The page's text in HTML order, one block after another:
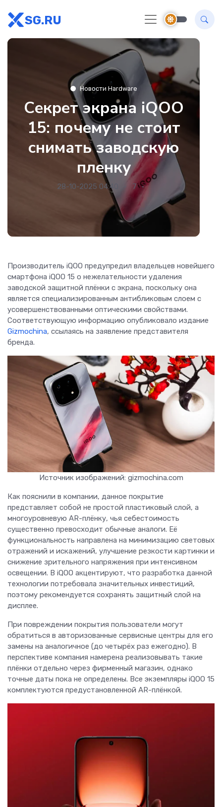
SG.RU
Новости Hardware
Секрет экрана iQOO
15: почему не стоит
снимать заводскую
пленку
28-10-2025 04:40 7
Производитель iQOO предупредил владельцев новейшего
смартфона iQOO 15 о нежелательности удаления
заводской защитной плёнки с экрана, поскольку она
является специализированным антибликовым слоем с
усовершенствованными оптическими свойствами.
Соответствующую информацию опубликовало издание
Gizmochina, ссылаясь на заявление представителя
бренда.
Источник изображений: gizmochina.com
Как пояснили в компании, данное покрытие
представляет собой не простой пластиковый слой, а
многоуровневую AR-плёнку, чья себестоимость
существенно превосходит обычные аналоги. Её
функциональность направлена на минимизацию световых
отражений и искажений, улучшение резкости картинки и
снижение зрительного напряжения при интенсивном
освещении. В iQOO акцентируют, что разработка данной
технологии потребовала значительных инвестиций,
поэтому рекомендуется сохранять защитный слой на
дисплее.
При повреждении покрытия пользователи могут
обратиться в авторизованные сервисные центры для его
замены на аналогичное (до четырёх раз ежегодно). В
перспективе компания намерена реализовывать такие
плёнки отдельно через фирменный магазин, однако
точные даты пока не определены. Все экземпляры iQOO 15
комплектуются предустановленной AR-плёнкой.